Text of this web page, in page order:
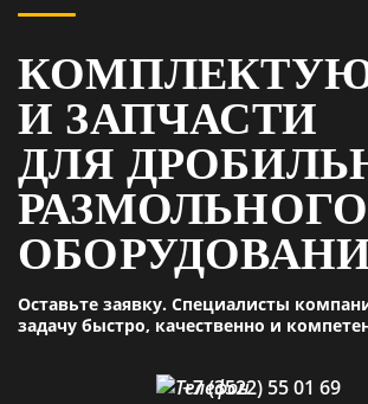
И ЗАПЧАСТИ
ДЛЯ
РАЗМОЛЬНОГО
Оставьте заявку. Специалисты
задачу быстро, качественно и
+7 (3522) 55 01 69